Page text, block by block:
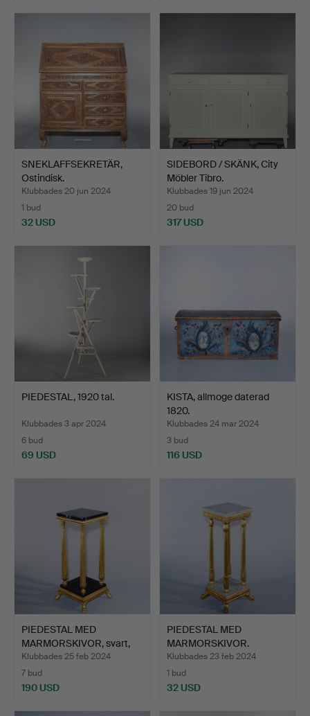
SNEKLAFFSEKRETÄR,
Ostindisk.
Klubbades 20 jun 2024
1 bud
32 USD
SIDEBORD / SKÄNK, City
Möbler Tibro.
Klubbades 19 jun 2024
20 bud
317 USD
PIEDESTAL, 1920 tal.
Klubbades 3 apr 2024
6 bud
69 USD
KISTA, allmoge daterad
1820.
Klubbades 24 mar 2024
3 bud
116 USD
PIEDESTAL MED
MARMORSKIVOR, svart,
bronser…
Klubbades 25 feb 2024
7 bud
190 USD
PIEDESTAL MED
MARMORSKIVOR.
Klubbades 23 feb 2024
1 bud
32 USD